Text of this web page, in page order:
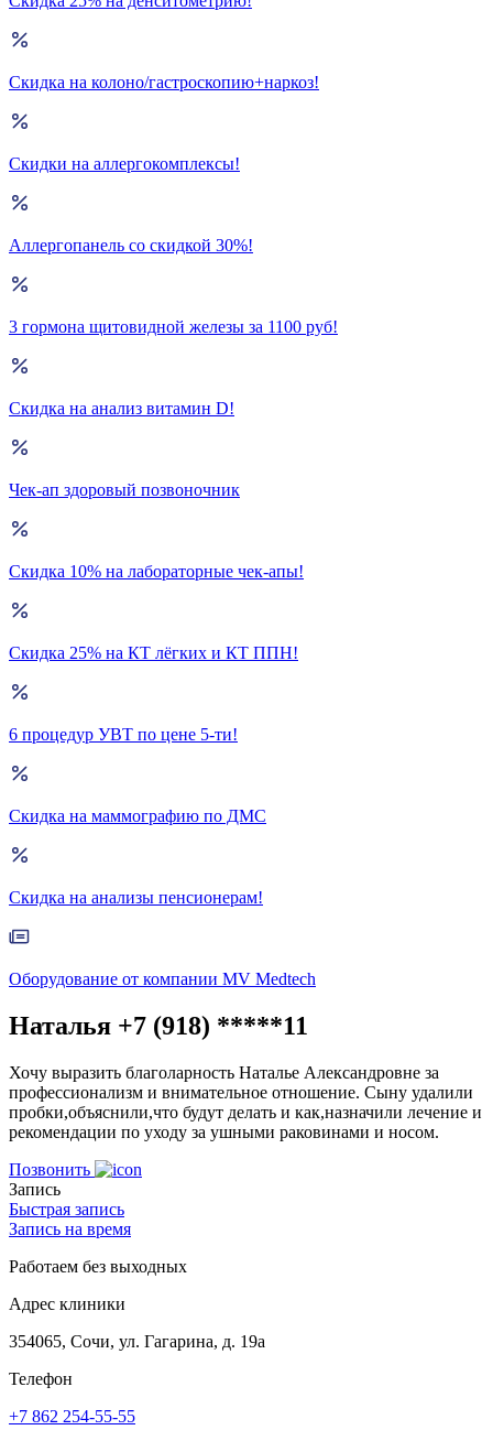
Скидка на колоно/гастроскопию+наркоз!
Скидки на аллергокомплексы!
Аллергопанель со скидкой 30%!
3 гормона щитовидной железы за 1100 руб!
Скидка на анализ витамин D!
Чек-ап здоровый позвоночник
Скидка 10% на лабораторные чек-апы!
Скидка 25% на КТ лёгких и КТ ППН!
6 процедур УВТ по цене 5-ти!
Скидка на маммографию по ДМС
Скидка на анализы пенсионерам!
Оборудование от компании MV Medtech
Наталья +7 (918) *****11
Хочу выразить благоларность Наталье Александровне за
профессионализм и внимательное отношение. Сыну удалили
пробки,объяснили,что будут делать и как,назначили лечение и
рекомендации по уходу за ушными раковинами и носом.
Позвонить
Запись
Быстрая запись
Запись на время
Работаем без выходных
Адрес клиники
354065, Сочи, ул. Гагарина, д. 19а
Телефон
+7 862 254-55-55